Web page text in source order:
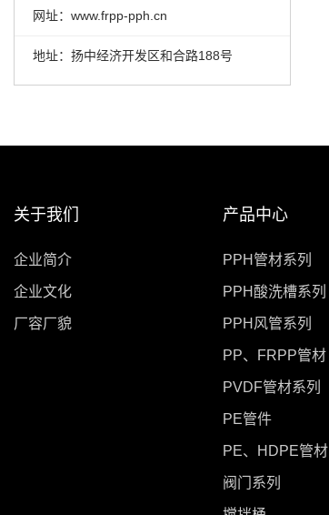
网址：www.frpp-pph.cn
地址：扬中经济开发区和合路188号
关于我们
企业简介
企业文化
厂容厂貌
产品中心
PPH管材系列
PPH酸洗槽系列
PPH风管系列
PP、FRPP管材
PVDF管材系列
PE管件
PE、HDPE管材
阀门系列